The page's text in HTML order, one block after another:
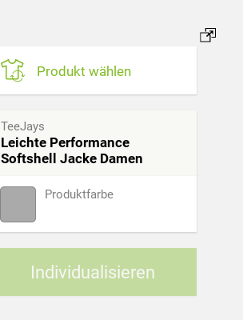
Produkt wählen
TeeJays
Leichte Performance
Softshell Jacke Damen
Produktfarbe
Individualisieren